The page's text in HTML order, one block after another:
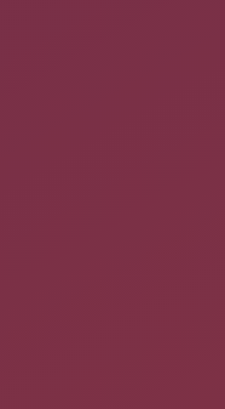
menu normal des
:
PC, aller dans